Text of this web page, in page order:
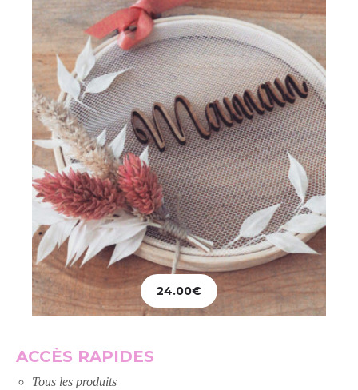
24.00€
ACCÈS RAPIDES
Tous les produits